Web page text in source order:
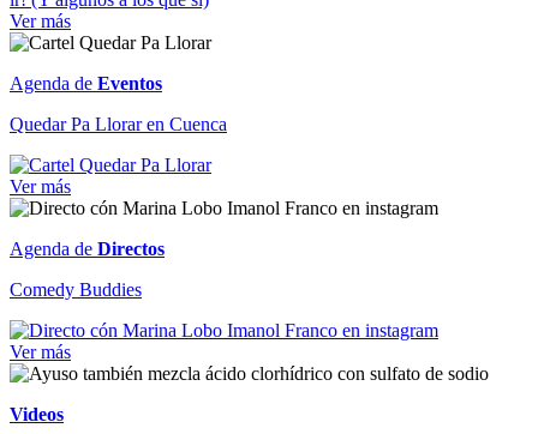
Ver más
Agenda de Eventos
Quedar Pa Llorar en Cuenca
Ver más
Agenda de Directos
Comedy Buddies
Ver más
Videos